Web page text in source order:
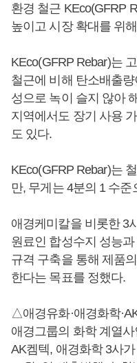
환경 철근 KEco(GFRP
높이고 시장 확대를 위
KEco(GFRP Rebar)는
철근에 비해 탄소배출
성으로 녹이 슬지 않아
지역에서도 장기 사용
도 있다.
KEco(GFRP Rebar)는
만, 무게는 4분의 1 수
애경케미칼을 비롯한 3
원료인 합성수지 성능
규격 구축을 통해 제품
한다는 목표를 정했다.
△애경유화·애경화학
애경그룹의 화학 계열
AK켐텍, 애경화학 3사가